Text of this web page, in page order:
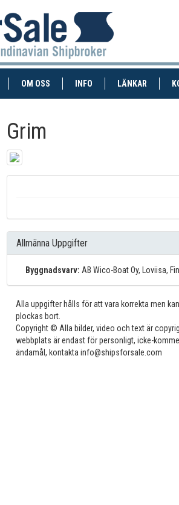
(CURRENT)OM OSS INFO LÄNKAR
Grim
Allmänna Uppgifter
Byggnadsvarv: AB Wico-Boat Oy, Loviisa,
Alla uppgifter hålls för att vara korrekta men
plockas bort.
Copyright © Alla bilder, video och text är
webbplats är endast för personligt, icke-
ändamål, kontakta info@shipsforsale.com